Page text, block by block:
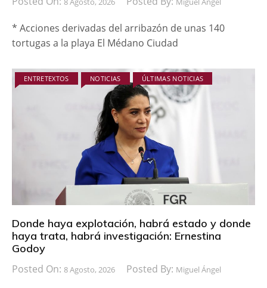
* Acciones derivadas del arribazón de unas 140
tortugas a la playa El Médano Ciudad
ENTRETEXTOS NOTICIAS ÚLTIMAS NOTICIAS
Donde haya explotación, habrá estado y donde
haya trata, habrá investigación: Ernestina
Godoy
Posted On: 8 Agosto, 2026 Posted By: Miguel Ángel